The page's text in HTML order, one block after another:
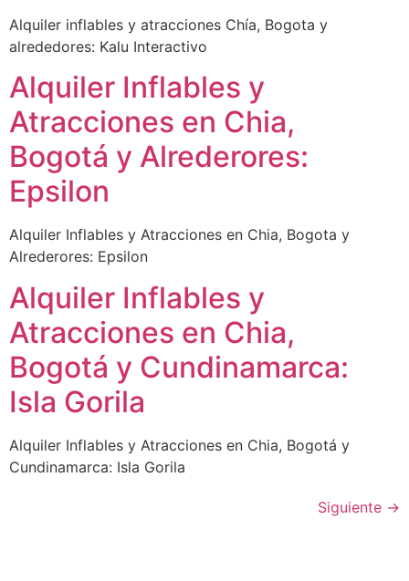
Alquiler inflables y atracciones Chía, Bogota y
alrededores: Kalu Interactivo
Alquiler Inflables y
Atracciones en Chia,
Bogotá y Alrederores:
Epsilon
Alquiler Inflables y Atracciones en Chia, Bogota y
Alrederores: Epsilon
Alquiler Inflables y
Atracciones en Chia,
Bogotá y Cundinamarca:
Isla Gorila
Alquiler Inflables y Atracciones en Chia, Bogotá y
Cundinamarca: Isla Gorila
Siguiente →